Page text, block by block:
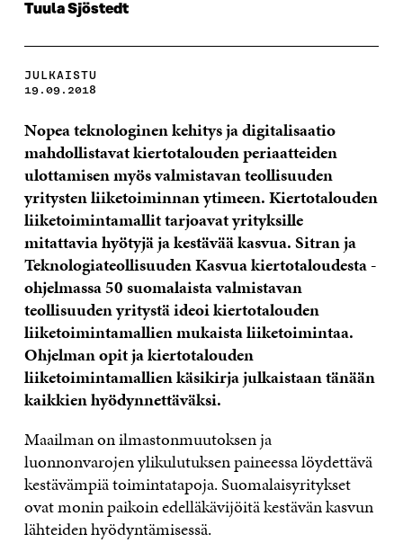
Tuula Sjöstedt
JULKAISTU
19.09.2018
Nopea teknologinen kehitys ja digitalisaatio
mahdollistavat kiertotalouden periaatteiden
ulottamisen myös valmistavan teollisuuden
yritysten liiketoiminnan ytimeen. Kiertotalouden
liiketoimintamallit tarjoavat yrityksille
mitattavia hyötyjä ja kestävää kasvua.Sitran ja
Teknologiateollisuuden Kasvua kiertotaloudesta -
ohjelmassa 50 suomalaista valmistavan
teollisuuden yritystä ideoi kiertotalouden
liiketoimintamallien mukaista liiketoimintaa.
Ohjelman opit ja kiertotalouden
liiketoimintamallien käsikirja julkaistaan tänään
kaikkien hyödynnettäväksi.
Maailman on ilmastonmuutoksen ja
luonnonvarojen ylikulutuksen paineessa löydettävä
kestävämpiä toimintatapoja. Suomalaisyritykset
ovat monin paikoin edelläkävijöitä kestävän kasvun
lähteiden hyödyntämisessä.